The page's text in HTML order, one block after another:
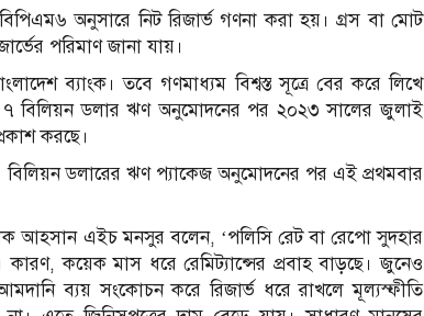
অনুসারে নিট রিজার্ভ গণনা করা হয়। গ্রস বা মোট
পরিমাণ জানা যায়।
ব্যাংক। তবে গণমাধ্যম বিশ্বস্ত সূত্রে বের করে লিখে
ডলার ঋণ অনুমোদনের পর ২০২৩ সালের জুলাই
করছে।
বিলিয়ন ডলারের ঋণ প্যাকেজ অনুমোদনের পর এই প্রথমবার
আহসান এইচ মনসুর বলেন, ‘পলিসি রেট বা রেপো সুদহার
কয়েক মাস ধরে রেমিট্যান্সের প্রবাহ বাড়ছে। জুনেও
ব্যয় সংকোচন করে রিজার্ভ ধরে রাখলে মূল্যস্ফীতি